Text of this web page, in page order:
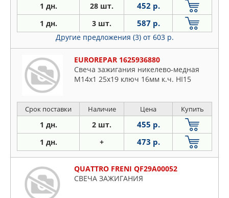
1 дн. 28 шт. 452 р.
1 дн. 3 шт. 587 р.
Другие предложения (3) от 603 р.
EUROREPAR 1625936880
Свеча зажигания никелево-медная
M14x1 25x19 ключ 16мм к.ч. HI15
Срок поставки Наличие Цена Купить
1 дн. 2 шт. 455 р.
1 дн. + 473 р.
QUATTRO FRENI QF29A00052
СВЕЧА ЗАЖИГАНИЯ